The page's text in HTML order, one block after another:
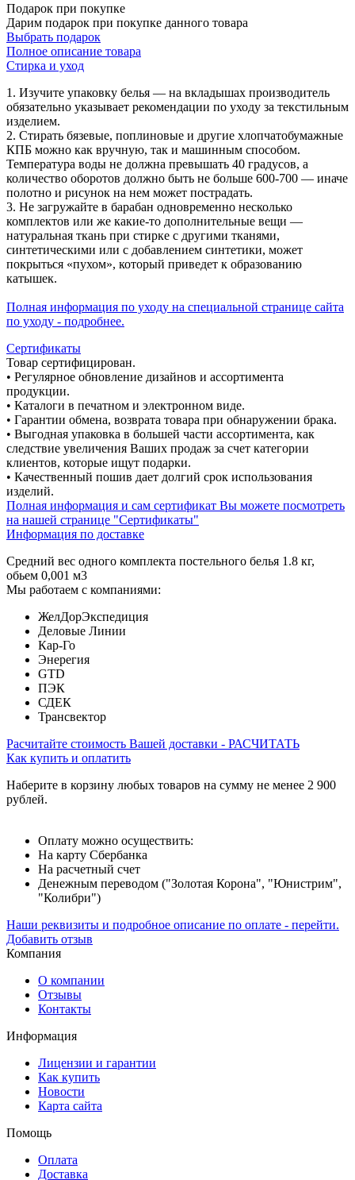
Подарок при покупке
Дарим подарок при покупке данного товара
Выбрать подарок
Полное описание товара
Стирка и уход
1. Изучите упаковку белья — на вкладышах производитель
обязательно указывает рекомендации по уходу за текстильным
изделием.
2. Стирать бязевые, поплиновые и другие хлопчатобумажные
КПБ можно как вручную, так и машинным способом.
Температура воды не должна превышать 40 градусов, а
количество оборотов должно быть не больше 600-700 — иначе
полотно и рисунок на нем может пострадать.
3. Не загружайте в барабан одновременно несколько
комплектов или же какие-то дополнительные вещи —
натуральная ткань при стирке с другими тканями,
синтетическими или с добавлением синтетики, может
покрыться «пухом», который приведет к образованию
катышек.
Полная информация по уходу на специальной странице сайта
по уходу - подробнее.
Сертификаты
Товар сертифицирован.
• Регулярное обновление дизайнов и ассортимента
продукции.
• Каталоги в печатном и электронном виде.
• Гарантии обмена, возврата товара при обнаружении брака.
• Выгодная упаковка в большей части ассортимента, как
следствие увеличения Ваших продаж за счет категории
клиентов, которые ищут подарки.
• Качественный пошив дает долгий срок использования
изделий.
Полная информация и сам сертификат Вы можете посмотреть
на нашей странице "Сертификаты"
Информация по доставке
Средний вес одного комплекта постельного белья 1.8 кг,
обьем 0,001 м3
Мы работаем с компаниями:
ЖелДорЭкспедиция
Деловые Линии
Кар-Го
Энерегия
GTD
ПЭК
СДЕК
Трансвектор
Расчитайте стоимость Вашей доставки - РАСЧИТАТЬ
Как купить и оплатить
Наберите в корзину любых товаров на сумму не менее 2 900
рублей.
Оплату можно осуществить:
На карту Сбербанка
На расчетный счет
Денежным переводом ("Золотая Корона", "Юнистрим",
"Колибри")
Наши реквизиты и подробное описание по оплате - перейти.
Добавить отзыв
Компания
О компании
Отзывы
Контакты
Информация
Лицензии и гарантии
Как купить
Новости
Карта сайта
Помощь
Оплата
Доставка